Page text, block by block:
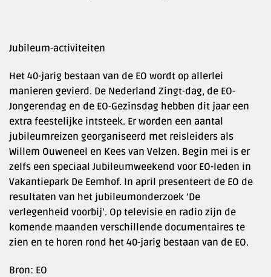
Jubileum-activiteiten
Het 40-jarig bestaan van de EO wordt op allerlei
manieren gevierd. De Nederland Zingt-dag, de EO-
Jongerendag en de EO-Gezinsdag hebben dit jaar een
extra feestelijke intsteek. Er worden een aantal
jubileumreizen georganiseerd met reisleiders als
Willem Ouweneel en Kees van Velzen. Begin mei is er
zelfs een speciaal Jubileumweekend voor EO-leden in
Vakantiepark De Eemhof. In april presenteert de EO de
resultaten van het jubileumonderzoek ‘De
verlegenheid voorbij’. Op televisie en radio zijn de
komende maanden verschillende documentaires te
zien en te horen rond het 40-jarig bestaan van de EO.
Bron: EO